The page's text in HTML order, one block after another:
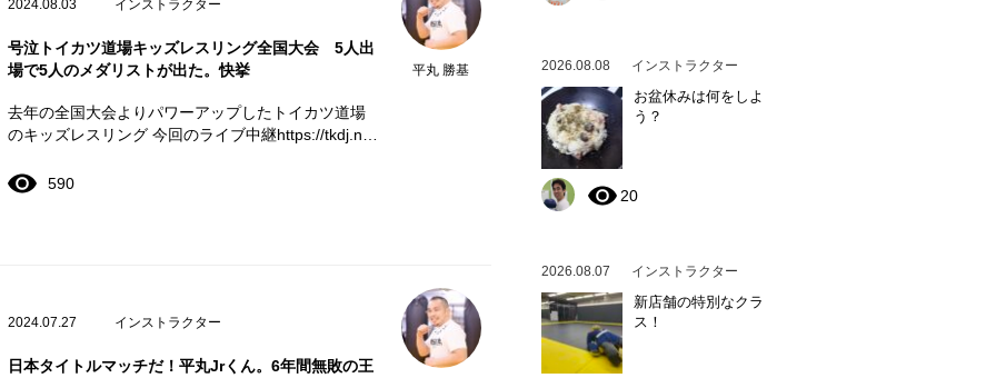
2024.08.03 インストラクター
平丸 勝基
号泣トイカツ道場キッズレスリング全国大会 5人出
場で5人のメダリストが出た。快挙
去年の全国大会よりパワーアップしたトイカツ道場
のキッズレスリング 今回のライブ中継https://tkdj.n…
590
2024.07.27 インストラクター
日本タイトルマッチだ！平丸Jrくん。6年間無敗の王
2026.08.08 インストラクター
お盆休みは何をしよ
う？
20
2026.08.07 インストラクター
新店舗の特別なクラ
ス！